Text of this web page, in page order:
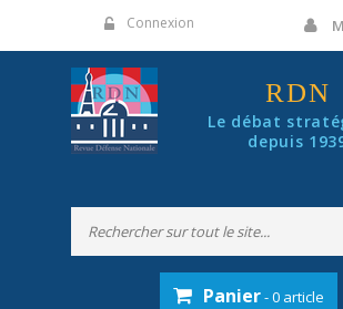
Connexion
RDN
Le débat
depuis
Panier- 0 article